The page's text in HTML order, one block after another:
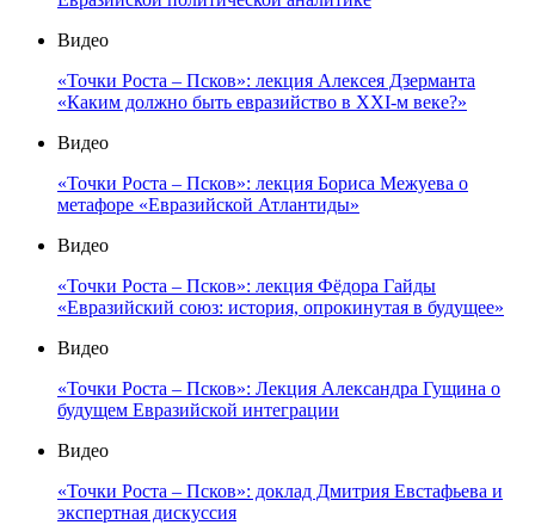
Видео
«Точки Роста – Псков»: лекция Алексея Дзерманта
«Каким должно быть евразийство в XXI-м веке?»
Видео
«Точки Роста – Псков»: лекция Бориса Межуева о
метафоре «Евразийской Атлантиды»
Видео
«Точки Роста – Псков»: лекция Фёдора Гайды
«Евразийский союз: история, опрокинутая в будущее»
Видео
«Точки Роста – Псков»: Лекция Александра Гущина о
будущем Евразийской интеграции
Видео
«Точки Роста – Псков»: доклад Дмитрия Евстафьева и
экспертная дискуссия